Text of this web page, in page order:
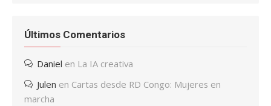
Últimos Comentarios
Daniel en La IA creativa
Julen en Cartas desde RD Congo: Mujeres en
marcha